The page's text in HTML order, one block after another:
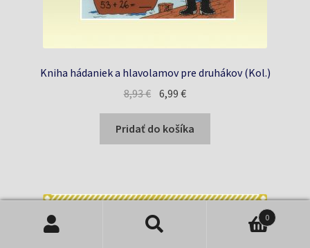
Kniha hádaniek a hlavolamov pre druhákov (Kol.)
8,93€ Pôvodná
cena
bola:
8,93 €.
6,99€Aktuálna
cena
je:
6,99 €.
Pridať do košíka
0